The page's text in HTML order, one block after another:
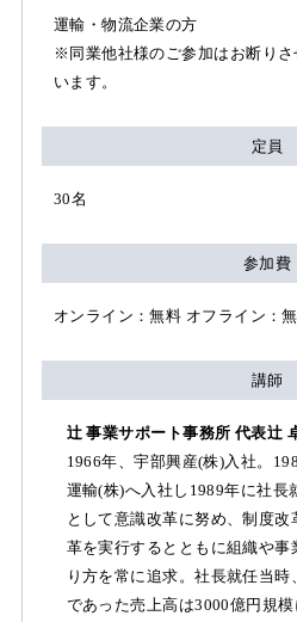
運輸・物流企業の方
※同業他社様のご参加はお断り
います。
定員
30名
参加費
オンライン：無料 オフライン：
講師
辻 事業サポート事務所 代表辻
1966年、宇部興産(株)入社。
運輸(株)へ入社し1989年に社長
として意識改革に努め、制度改
革を実行するとともに組織や事
り方を常に追求。社長就任当時
であった売上高は3000億円規模